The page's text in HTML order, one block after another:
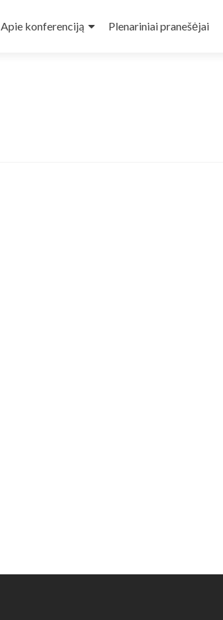
Apie konferenciją Plenariniai pranešėjai